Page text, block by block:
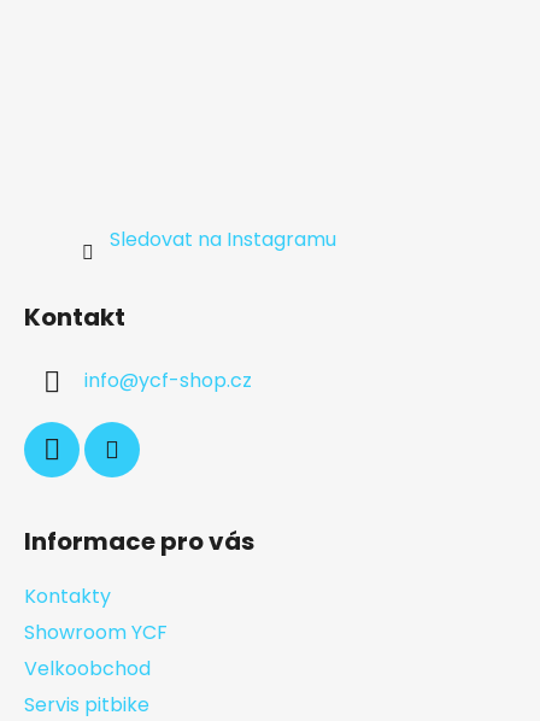
Sledovat na Instagramu
Kontakt
info@ycf-shop.cz
Informace pro vás
Kontakty
Showroom YCF
Velkoobchod
Servis pitbike